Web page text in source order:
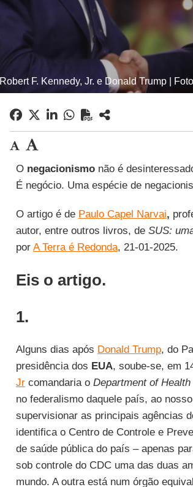
Robert F. Kennedy, Jr. e Donald Trump |
O negacionismonão é
É negócio. Uma espécie de
O artigo é de Paulo Capel Narvai,
autor, entre outros livros, de SUS:
por A Terra é Redonda, 21-01-2025.
Eis o artigo.
1.
Alguns dias após Donald Trump, do
presidência dos EUA, soube-se, em
Jrcomandaria o Department of
no federalismo daquele país, ao
supervisionar as principais agências
identifica o Centro de Controle e
de saúde pública do país – apenas
sob controle do CDC uma das duas
mundo. A outra está num órgão